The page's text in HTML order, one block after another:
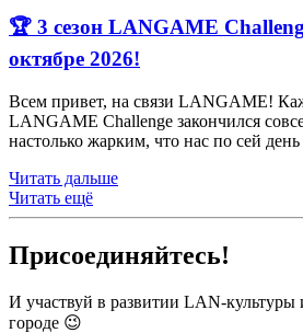
🏆 3 сезон LANGAME
октябре 2026!
Всем привет, на связи LANGAME!
LANGAME Challenge закончился
настолько жарким, что нас по сей день
Читать дальше
Читать ещё
Присоединяйтесь!
И участвуй в развитии LAN-культуры
городе 😉